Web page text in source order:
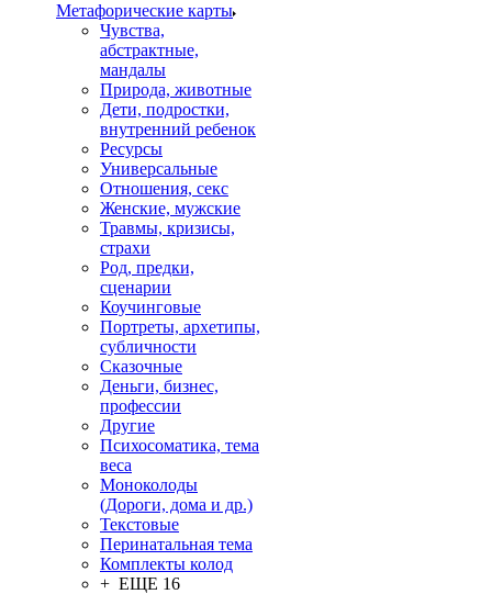
Mетафорические карты
Чувства,
абстрактные,
мандалы
Природа, животные
Дети, подростки,
внутренний ребенок
Ресурсы
Универсальные
Отношения, секс
Женские, мужские
Травмы, кризисы,
страхи
Род, предки,
сценарии
Коучинговые
Портреты, архетипы,
субличности
Сказочные
Деньги, бизнес,
профессии
Другие
Психосоматика, тема
веса
Моноколоды
(Дороги, дома и др.)
Текстовые
Перинатальная тема
Комплекты колод
+ ЕЩЕ 16